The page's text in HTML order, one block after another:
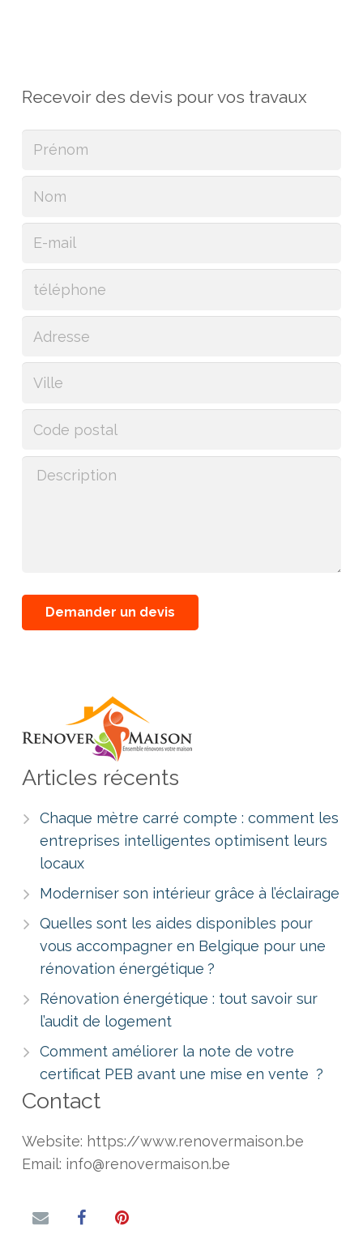
Recevoir des devis pour vos travaux
Articles récents
Chaque mètre carré compte : comment les
entreprises intelligentes optimisent leurs
locaux
Moderniser son intérieur grâce à l’éclairage
Quelles sont les aides disponibles pour
vous accompagner en Belgique pour une
rénovation énergétique ?
Rénovation énergétique : tout savoir sur
l’audit de logement
Comment améliorer la note de votre
certificat PEB avant une mise en vente ?
Contact
Website: https://www.renovermaison.be
Email: info@renovermaison.be